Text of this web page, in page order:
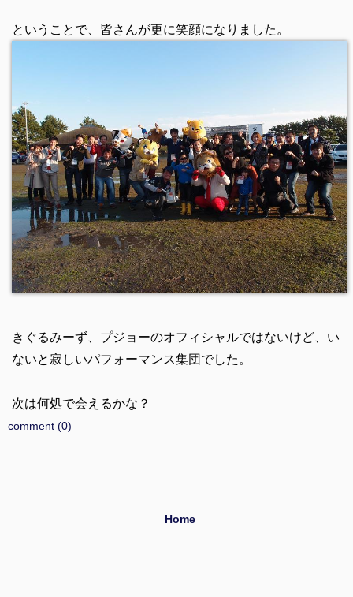
ということで、皆さんが更に笑顔になりました。
きぐるみーず、プジョーのオフィシャルではないけど、い
ないと寂しいパフォーマンス集団でした。
次は何処で会えるかな？
comment (0)
Home